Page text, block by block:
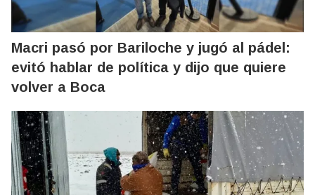
Macri pasó por Bariloche y jugó al pádel:
evitó hablar de política y dijo que quiere
volver a Boca